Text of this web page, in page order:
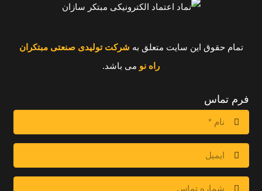
تمام حقوق این سایت متعلق به شرکت تولیدی صنعتی مبتکران
راه نو می باشد.
فرم تماس